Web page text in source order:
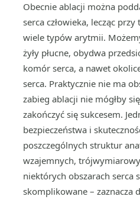
Obecnie ablacji można
serca człowieka, lecząc
wiele typów arytmii.
żyły płucne, obydwa
komór serca, a nawet
serca. Praktycznie nie ma
zabieg ablacji nie mógłby
zakończyć się sukcesem.
bezpieczeństwa i
poszczególnych struktur
wzajemnych,
niektórych obszarach serca
skomplikowane – zaznacza